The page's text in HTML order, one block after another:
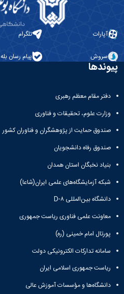
مدیریت
پشتیبانی
معاونت
تحصیلات
معاونت
دانشجویی
پژوهش
و
فناوری
معاونت
و
اجتماعی
نمایندگی
مقام
معظم
رهبری
با
علوم
علوم
انسانی
معماری
دامپزشکی
علوم
پایه
علوم
اقتصادی
و
دانشکده
های
الآن)
Apply
Now
آپارات تلگرام
سروش پیام رسان بله
پیوندها
دفتر مقام معظم رهبری
وزارت علوم، تحقیقات و فناوری
صندوق حمایت از پژوهشگران و فناوران کشور
صندوق رفاه دانشجویان
بنیاد نخبگان استان همدان
شبکه آزمایشگاه‌های علمی ایران(شاعا)
دانشگاه بین‌المللی D-۸
معاونت علمی فناوری ریاست جمهوری
پورتال امام خمینی (ره)
سامانه تدارکات الکترونیکی دولت
ریاست جمهوری اسلامی ایران
دانشگاه‌ها و مؤسسات آموزش عالی